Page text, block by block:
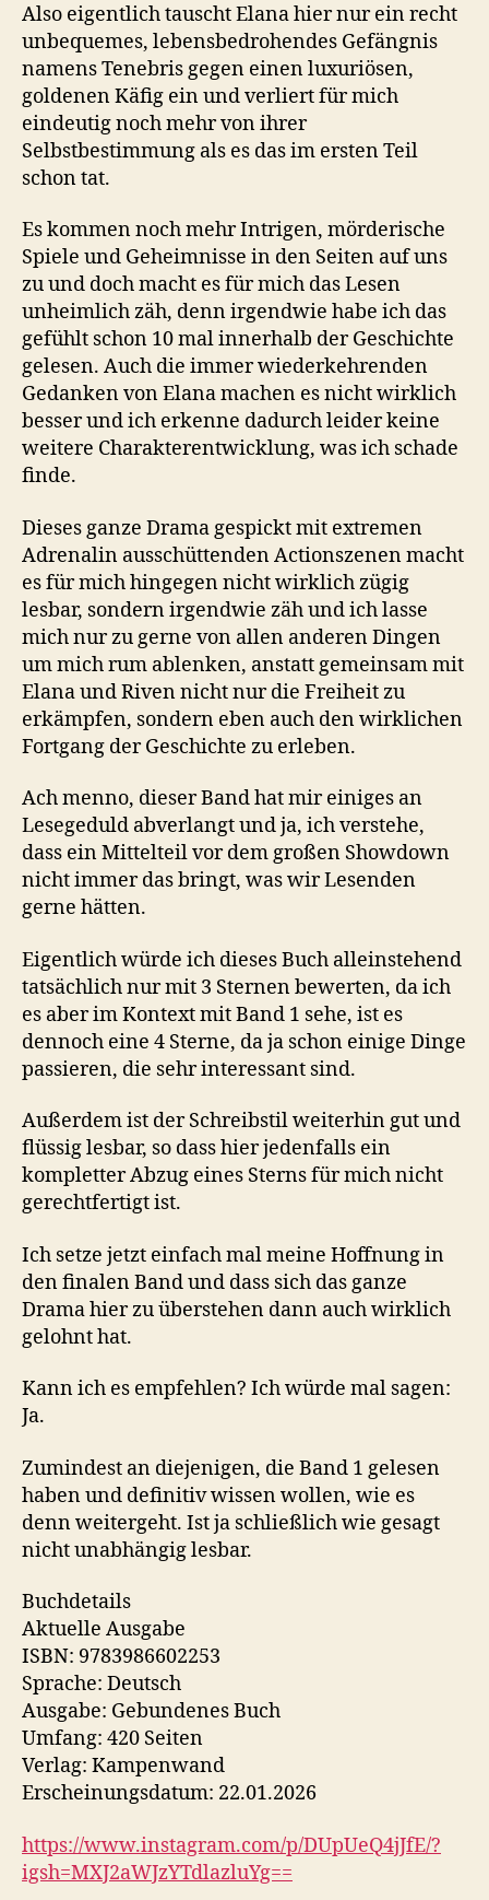
Also eigentlich tauscht Elana hier nur ein recht
unbequemes, lebensbedrohendes Gefängnis
namens Tenebris gegen einen luxuriösen,
goldenen Käfig ein und verliert für mich
eindeutig noch mehr von ihrer
Selbstbestimmung als es das im ersten Teil
schon tat.
Es kommen noch mehr Intrigen, mörderische
Spiele und Geheimnisse in den Seiten auf uns
zu und doch macht es für mich das Lesen
unheimlich zäh, denn irgendwie habe ich das
gefühlt schon 10 mal innerhalb der Geschichte
gelesen. Auch die immer wiederkehrenden
Gedanken von Elana machen es nicht wirklich
besser und ich erkenne dadurch leider keine
weitere Charakterentwicklung, was ich schade
finde.
Dieses ganze Drama gespickt mit extremen
Adrenalin ausschüttenden Actionszenen macht
es für mich hingegen nicht wirklich zügig
lesbar, sondern irgendwie zäh und ich lasse
mich nur zu gerne von allen anderen Dingen
um mich rum ablenken, anstatt gemeinsam mit
Elana und Riven nicht nur die Freiheit zu
erkämpfen, sondern eben auch den wirklichen
Fortgang der Geschichte zu erleben.
Ach menno, dieser Band hat mir einiges an
Lesegeduld abverlangt und ja, ich verstehe,
dass ein Mittelteil vor dem großen Showdown
nicht immer das bringt, was wir Lesenden
gerne hätten.
Eigentlich würde ich dieses Buch alleinstehend
tatsächlich nur mit 3 Sternen bewerten, da ich
es aber im Kontext mit Band 1 sehe, ist es
dennoch eine 4 Sterne, da ja schon einige Dinge
passieren, die sehr interessant sind.
Außerdem ist der Schreibstil weiterhin gut und
flüssig lesbar, so dass hier jedenfalls ein
kompletter Abzug eines Sterns für mich nicht
gerechtfertigt ist.
Ich setze jetzt einfach mal meine Hoffnung in
den finalen Band und dass sich das ganze
Drama hier zu überstehen dann auch wirklich
gelohnt hat.
Kann ich es empfehlen? Ich würde mal sagen:
Ja.
Zumindest an diejenigen, die Band 1 gelesen
haben und definitiv wissen wollen, wie es
denn weitergeht. Ist ja schließlich wie gesagt
nicht unabhängig lesbar.
Buchdetails
Aktuelle Ausgabe
ISBN: 9783986602253
Sprache: Deutsch
Ausgabe: Gebundenes Buch
Umfang: 420 Seiten
Verlag: Kampenwand
Erscheinungsdatum: 22.01.2026
https://www.instagram.com/p/DUpUeQ4jJfE/?
igsh=MXJ2aWJzYTdlazluYg==